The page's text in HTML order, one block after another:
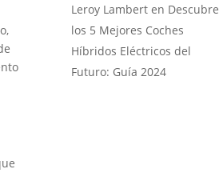
Leroy Lambert en Descubre
los 5 Mejores Coches
Híbridos Eléctricos del
Futuro: Guía 2024